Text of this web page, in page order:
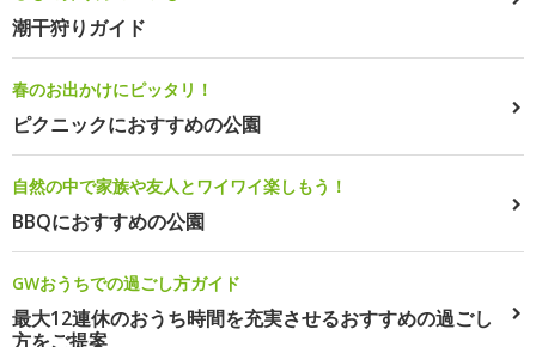
潮干狩りガイド
春のお出かけにピッタリ！
ピクニックにおすすめの公園
自然の中で家族や友人とワイワイ楽しもう！
BBQにおすすめの公園
GWおうちでの過ごし方ガイド
最大12連休のおうち時間を充実させるおすすめの過ごし
方をご提案